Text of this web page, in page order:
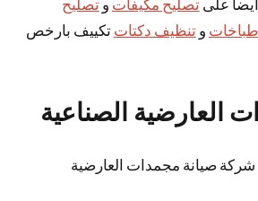
وتنظيف دكتات تكييف بارخص
العارضية الصناعية
صيانة مجمدات العارضية